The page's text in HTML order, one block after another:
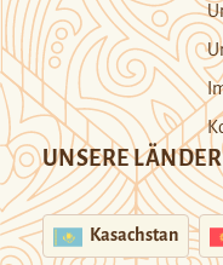
UNSERE LÄNDER
Kasachstan